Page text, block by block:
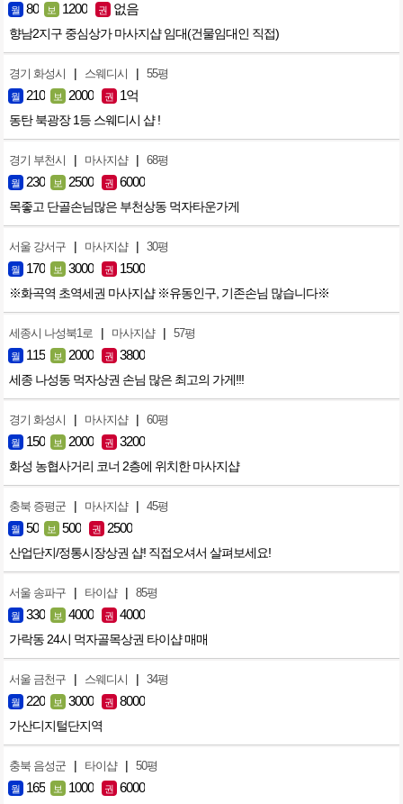
월 80 보 1200 권 없음
향남2지구 중심상가 마사지샵 임대(건물임대인 직접)
경기 화성시 | 스웨디시 | 55평
월 210 보 2000 권 1억
동탄 북광장 1등 스웨디시 샵 !
경기 부천시 | 마사지샵 | 68평
월 230 보 2500 권 6000
목좋고 단골손님많은 부천상동 먹자타운가게
서울 강서구 | 마사지샵 | 30평
월 170 보 3000 권 1500
※화곡역 초역세권 마사지샵 ※유동인구, 기존손님 많습니다※
세종시 나성북1로 | 마사지샵 | 57평
월 115 보 2000 권 3800
세종 나성동 먹자상권 손님 많은 최고의 가게!!!
경기 화성시 | 마사지샵 | 60평
월 150 보 2000 권 3200
화성 농협사거리 코너 2층에 위치한 마사지샵
충북 증평군 | 마사지샵 | 45평
월 50 보 500 권 2500
산업단지/정통시장상권 샵! 직접오셔서 살펴보세요!
서울 송파구 | 타이샵 | 85평
월 330 보 4000 권 4000
가락동 24시 먹자골목상권 타이샵 매매
서울 금천구 | 스웨디시 | 34평
월 220 보 3000 권 8000
가산디지털단지역
충북 음성군 | 타이샵 | 50평
월 165 보 1000 권 6000